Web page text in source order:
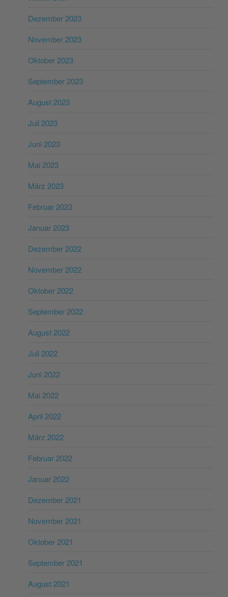
Dezember 2023
November 2023
Oktober 2023
September 2023
August 2023
Juli 2023
Juni 2023
Mai 2023
März 2023
Februar 2023
Januar 2023
Dezember 2022
November 2022
Oktober 2022
September 2022
August 2022
Juli 2022
Juni 2022
Mai 2022
April 2022
März 2022
Februar 2022
Januar 2022
Dezember 2021
November 2021
Oktober 2021
September 2021
August 2021